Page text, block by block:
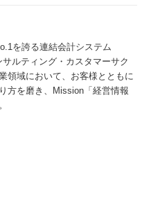
を誇る連結会計システム
ルティング・カスタマーサク
領域において、お客様とともに
方を磨き、Mission「経営情報